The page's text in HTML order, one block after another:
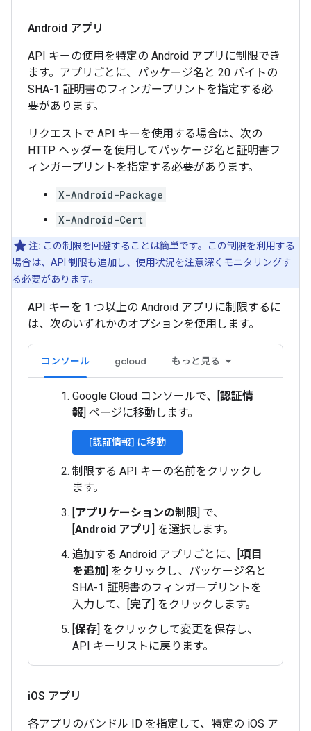
Android アプリ
API キーの使用を特定の Android アプリに制限でき
ます。アプリごとに、パッケージ名と 20 バイトの
SHA-1 証明書のフィンガープリントを指定する必
要があります。
リクエストで API キーを使用する場合は、次の
HTTP ヘッダーを使用してパッケージ名と証明書フ
ィンガープリントを指定する必要があります。
X-Android-Package
X-Android-Cert
注: この制限を回避することは簡単です。この制限を利用する
場合は、API 制限も追加し、使用状況を注意深くモニタリングす
る必要があります。
API キーを 1 つ以上の Android アプリに制限するに
は、次のいずれかのオプションを使用します。
コンソール gcloud もっと見る
Google Cloud コンソールで、[認証情
報] ページに移動します。
[認証情報] に移動
制限する API キーの名前をクリックし
ます。
[アプリケーションの制限] で、
[Android アプリ] を選択します。
追加する Android アプリごとに、[項目
を追加] をクリックし、パッケージ名と
SHA-1 証明書のフィンガープリントを
入力して、[完了] をクリックします。
[保存] をクリックして変更を保存し、
API キーリストに戻ります。
iOS アプリ
各アプリのバンドル ID を指定して、特定の iOS ア